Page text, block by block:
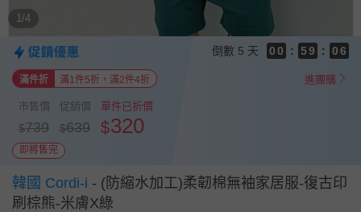
1/4
倒數 5 天 0
1
2
0
1
:
3
5
6
1
7
9 : 0
1
1
3
4
滿件折 滿1件5折，滿2件4折 進團購
市售價
$739
促銷價
$639
單件已折價
$320
即將售完
韓國 Cordi-i - (防縮水加工)柔韌棉無袖家居服-復古印
刷棕熊-米膚X綠